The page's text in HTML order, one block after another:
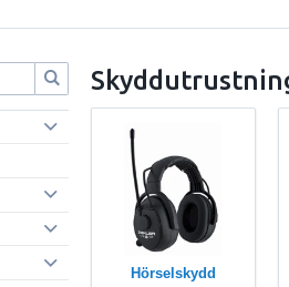
Hörselskydd